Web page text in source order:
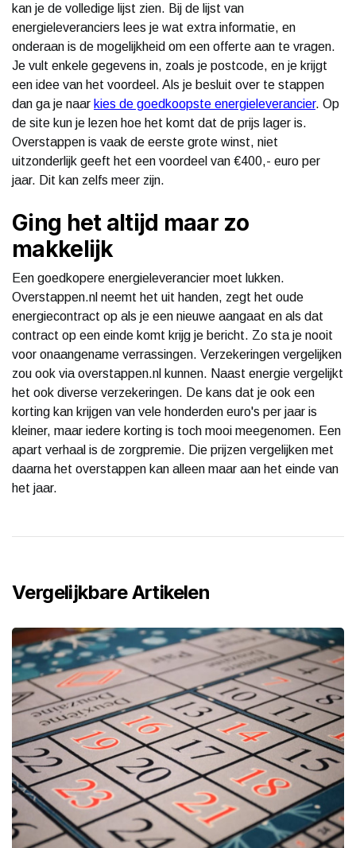
kan je de volledige lijst zien. Bij de lijst van
energieleveranciers lees je wat extra informatie, en
onderaan is de mogelijkheid om een offerte aan te vragen.
Je vult enkele gegevens in, zoals je postcode, en je krijgt
een idee van het voordeel. Als je besluit over te stappen
dan ga je naar kies de goedkoopste energieleverancier. Op
de site kun je lezen hoe het komt dat de prijs lager is.
Overstappen is vaak de eerste grote winst, niet
uitzonderlijk geeft het een voordeel van €400,- euro per
jaar. Dit kan zelfs meer zijn.
Ging het altijd maar zo
makkelijk
Een goedkopere energieleverancier moet lukken.
Overstappen.nl neemt het uit handen, zegt het oude
energiecontract op als je een nieuwe aangaat en als dat
contract op een einde komt krijg je bericht. Zo sta je nooit
voor onaangename verrassingen. Verzekeringen vergelijken
zou ook via overstappen.nl kunnen. Naast energie vergelijkt
het ook diverse verzekeringen. De kans dat je ook een
korting kan krijgen van vele honderden euro's per jaar is
kleiner, maar iedere korting is toch mooi meegenomen. Een
apart verhaal is de zorgpremie. Die prijzen vergelijken met
daarna het overstappen kan alleen maar aan het einde van
het jaar.
Vergelijkbare Artikelen